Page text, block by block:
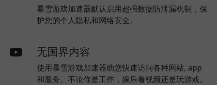
暴雪游戏加速器默认启用超强数据防泄漏机制，保
护您的个人隐私和网络安全。
无国界内容
使用暴雪游戏加速器助您快速访问各种网站, app
和服务。不论你是工作，娱乐看视频还是玩游戏。